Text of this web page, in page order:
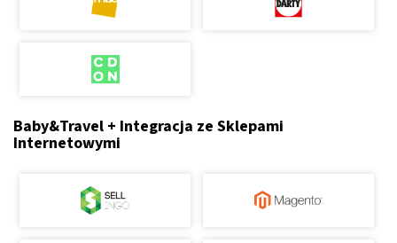
Baby&Travel + Integracja ze Sklepami
Internetowymi